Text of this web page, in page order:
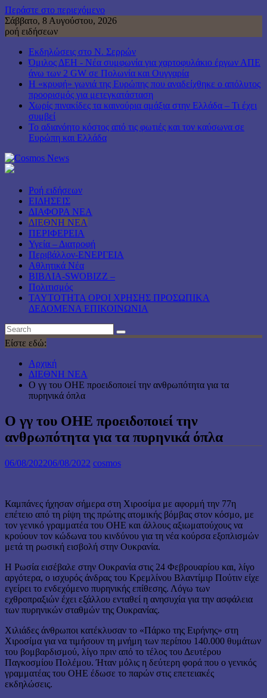
Περάστε στο περιεχόμενο
Σάββατο, 8 Αυγούστου, 2026
ροή ειδήσεων
Εκδηλώσεις στο Ν. Σερρών
Όμιλος ΔΕΗ - Νέα συμφωνία για χαρτοφυλάκιο έργων ΑΠΕ
άνω των 2 GW σε Πολωνία και Ουγγαρία
Η «κρυφή» γωνιά της Ευρώπης που αναδείχθηκε ο απόλυτος
προορισμός για μετεγκατάσταση
Χωρίς πινακίδες τα καινούρια αμάξια στην Ελλάδα – Τι έχει
συμβεί
Το αδιανόητο κόστος από τις φωτιές και τον καύσωνα σε
Ευρώπη και Ελλάδα
Ροή ειδήσεων
ΕΙΔΗΣΕΙΣ
ΔΙΑΦΟΡΑ ΝΕΑ
ΔΙΕΘΝΗ ΝΕΑ
ΠΕΡΙΦΕΡΕΙΑ
Υγεία – Διατροφή
Περιβάλλον-ΕΝΕΡΓΕΙΑ
Αθλητικά Νέα
ΒΙΒΛΙΑ-SWOBIZZ –
Πολιτισμός
TAYTOTHTA ΟΡΟΙ ΧΡΗΣΗΣ ΠΡΟΣΩΠΙΚΑ
ΔΕΔΟΜΕΝΑ ΕΠΙΚΟΙΝΩΝΙΑ
Είστε εδώ:
Αρχική
ΔΙΕΘΝΗ ΝΕΑ
Ο γγ του ΟΗΕ προειδοποιεί την ανθρωπότητα για τα
πυρηνικά όπλα
Ο γγ του ΟΗΕ προειδοποιεί την
ανθρωπότητα για τα πυρηνικά όπλα
06/08/202206/08/2022 cosmos
Καμπάνες ήχησαν σήμερα στη Χιροσίμα με αφορμή την 77η
επέτειο από τη ρίψη της πρώτης ατομικής βόμβας στον κόσμο, με
τον γενικό γραμματέα του ΟΗΕ και άλλους αξιωματούχους να
κρούουν τον κώδωνα του κινδύνου για τη νέα κούρσα εξοπλισμών
μετά τη ρωσική εισβολή στην Ουκρανία.
Η Ρωσία εισέβαλε στην Ουκρανία στις 24 Φεβρουαρίου και, λίγο
αργότερα, ο ισχυρός άνδρας του Κρεμλίνου Βλαντίμιρ Πούτιν είχε
εγείρει το ενδεχόμενο πυρηνικής επίθεσης. Λόγω των
εχθροπραξιών έχει εξάλλου ενταθεί η ανησυχία για την ασφάλεια
των πυρηνικών σταθμών της Ουκρανίας.
Χιλιάδες άνθρωποι κατέκλυσαν το «Πάρκο της Ειρήνης» στη
Χιροσίμα για να τιμήσουν τη μνήμη των περίπου 140.000 θυμάτων
του βομβαρδισμού, λίγο πριν από το τέλος του Δευτέρου
Παγκοσμίου Πολέμου. Ήταν μόλις η δεύτερη φορά που ο γενικός
γραμματέας του ΟΗΕ έδωσε το παρών στις επετειακές
εκδηλώσεις.